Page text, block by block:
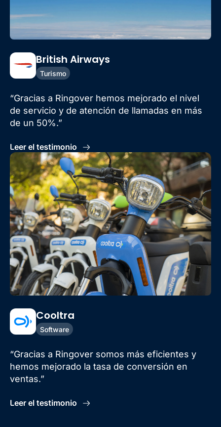
British Airways
Turismo
“Gracias a Ringover hemos mejorado el nivel
de servicio y de atención de llamadas en más
de un 50%.”
Leer el testimonio
Cooltra
Software
“Gracias a Ringover somos más eficientes y
hemos mejorado la tasa de conversión en
ventas.”
Leer el testimonio